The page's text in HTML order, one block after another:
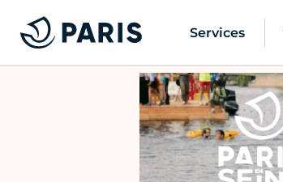
Services